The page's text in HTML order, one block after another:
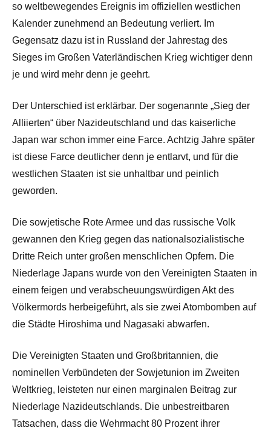
so weltbewegendes Ereignis im offiziellen westlichen
Kalender zunehmend an Bedeutung verliert. Im
Gegensatz dazu ist in Russland der Jahrestag des
Sieges im Großen Vaterländischen Krieg wichtiger denn
je und wird mehr denn je geehrt.
Der Unterschied ist erklärbar. Der sogenannte „Sieg der
Alliierten“ über Nazideutschland und das kaiserliche
Japan war schon immer eine Farce. Achtzig Jahre später
ist diese Farce deutlicher denn je entlarvt, und für die
westlichen Staaten ist sie unhaltbar und peinlich
geworden.
Die sowjetische Rote Armee und das russische Volk
gewannen den Krieg gegen das nationalsozialistische
Dritte Reich unter großen menschlichen Opfern. Die
Niederlage Japans wurde von den Vereinigten Staaten in
einem feigen und verabscheuungswürdigen Akt des
Völkermords herbeigeführt, als sie zwei Atombomben auf
die Städte Hiroshima und Nagasaki abwarfen.
Die Vereinigten Staaten und Großbritannien, die
nominellen Verbündeten der Sowjetunion im Zweiten
Weltkrieg, leisteten nur einen marginalen Beitrag zur
Niederlage Nazideutschlands. Die unbestreitbaren
Tatsachen, dass die Wehrmacht 80 Prozent ihrer